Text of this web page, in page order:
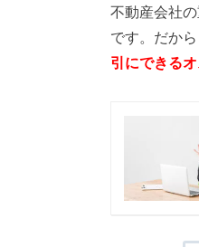
不動産会社
です。だか
引にできる